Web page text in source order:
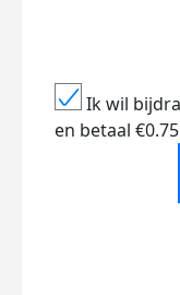
Ik wil
en betaal